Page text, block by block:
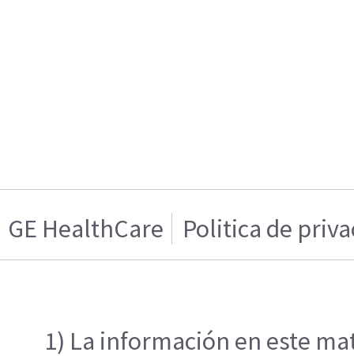
GE HealthCare Politica de
1) La información en este